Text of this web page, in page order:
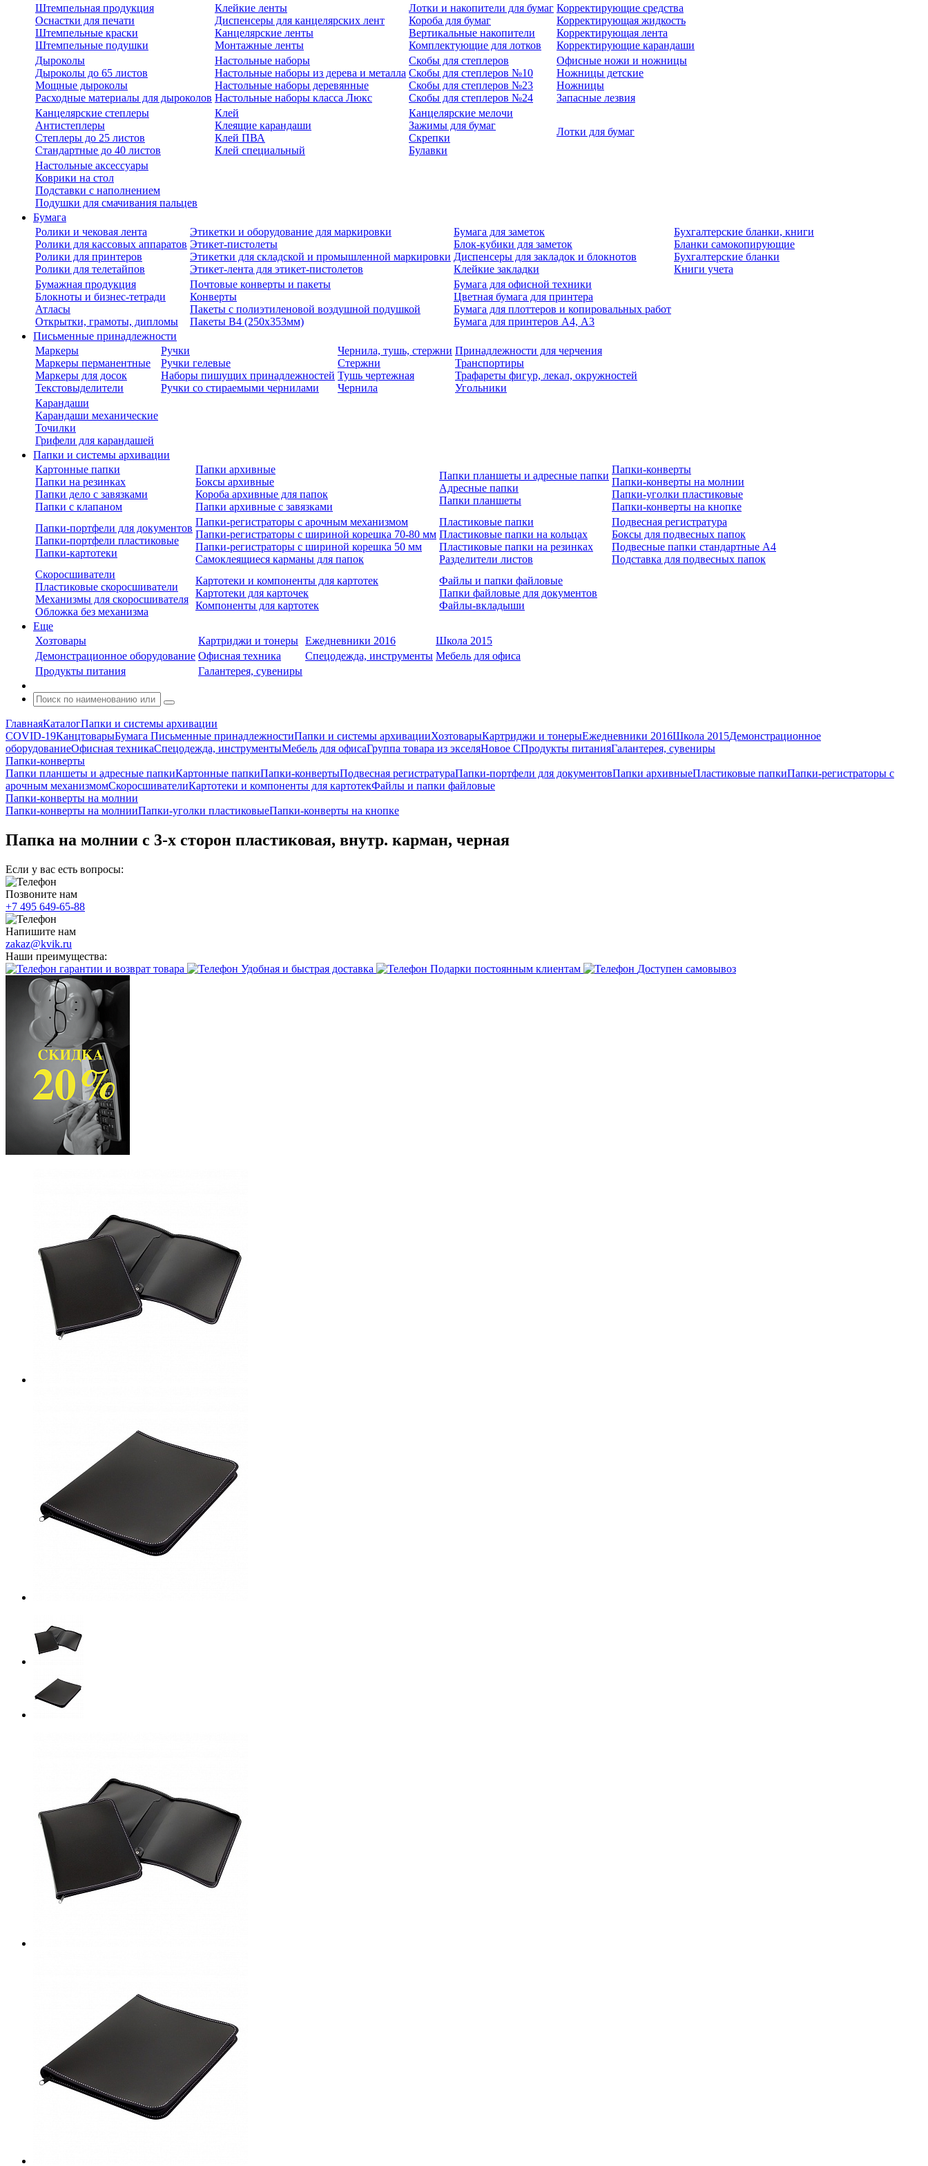
Штемпельная продукция
Оснастки для печати
Штемпельные краски
Штемпельные подушки
Клейкие ленты
Диспенсеры для канцелярских лент
Канцелярские ленты
Монтажные ленты
Лотки и накопители для бумаг
Короба для бумаг
Вертикальные накопители
Комплектующие для лотков
Корректирующие средства
Корректирующая жидкость
Корректирующая лента
Корректирующие карандаши
Дыроколы
Дыроколы до 65 листов
Мощные дыроколы
Расходные материалы для дыроколов
Настольные наборы
Настольные наборы из дерева и металла
Настольные наборы деревянные
Настольные наборы класса Люкс
Скобы для степлеров
Скобы для степлеров №10
Скобы для степлеров №23
Скобы для степлеров №24
Офисные ножи и ножницы
Ножницы детские
Ножницы
Запасные лезвия
Канцелярские степлеры
Антистеплеры
Степлеры до 25 листов
Стандартные до 40 листов
Клей
Клеящие карандаши
Клей ПВА
Клей специальный
Канцелярские мелочи
Зажимы для бумаг
Скрепки
Булавки
Лотки для бумаг
Настольные аксессуары
Коврики на стол
Подставки с наполнением
Подушки для смачивания пальцев
Бумага
Ролики и чековая лента
Ролики для кассовых аппаратов
Ролики для принтеров
Ролики для телетайпов
Этикетки и оборудование для маркировки
Этикет-пистолеты
Этикетки для складской и промышленной маркировки
Этикет-лента для этикет-пистолетов
Бумага для заметок
Блок-кубики для заметок
Диспенсеры для закладок и блокнотов
Клейкие закладки
Бухгалтерские бланки, книги
Бланки самокопирующие
Бухгалтерские бланки
Книги учета
Бумажная продукция
Блокноты и бизнес-тетради
Атласы
Открытки, грамоты, дипломы
Почтовые конверты и пакеты
Конверты
Пакеты с полиэтиленовой воздушной подушкой
Пакеты В4 (250х353мм)
Бумага для офисной техники
Цветная бумага для принтера
Бумага для плоттеров и копировальных работ
Бумага для принтеров А4, А3
Письменные принадлежности
Маркеры
Маркеры перманентные
Маркеры для досок
Текстовыделители
Ручки
Ручки гелевые
Наборы пишущих принадлежностей
Ручки со стираемыми чернилами
Чернила, тушь, стержни
Стержни
Тушь чертежная
Чернила
Принадлежности для черчения
Транспортиры
Трафареты фигур, лекал, окружностей
Угольники
Карандаши
Карандаши механические
Точилки
Грифели для карандашей
Папки и системы архивации
Картонные папки
Папки на резинках
Папки дело с завязками
Папки с клапаном
Папки архивные
Боксы архивные
Короба архивные для папок
Папки архивные с завязками
Папки планшеты и адресные папки
Адресные папки
Папки планшеты
Папки-конверты
Папки-конверты на молнии
Папки-уголки пластиковые
Папки-конверты на кнопке
Папки-портфели для документов
Папки-портфели пластиковые
Папки-картотеки
Папки-регистраторы с арочным механизмом
Папки-регистраторы с шириной корешка 70-80 мм
Папки-регистраторы с шириной корешка 50 мм
Самоклеящиеся карманы для папок
Пластиковые папки
Пластиковые папки на кольцах
Пластиковые папки на резинках
Разделители листов
Подвесная регистратура
Боксы для подвесных папок
Подвесные папки стандартные А4
Подставка для подвесных папок
Скоросшиватели
Пластиковые скоросшиватели
Механизмы для скоросшивателя
Обложка без механизма
Картотеки и компоненты для картотек
Картотеки для карточек
Компоненты для картотек
Файлы и папки файловые
Папки файловые для документов
Файлы-вкладыши
Еще
Хозтовары
Картриджи и тонеры Ежедневники 2016
Школа 2015
Демонстрационное оборудование Офисная техника Спецодежда, инструменты Мебель для офиса
Продукты питания
Галантерея, сувениры
ГлавнаяКаталогПапки и системы архивации
COVID-19КанцтоварыБумага Письменные принадлежностиПапки и системы архивацииХозтоварыКартриджи и тонерыЕжедневники 2016Школа 2015Демонстрационное
оборудованиеОфисная техникаСпецодежда, инструментыМебель для офисаГруппа товара из экселяНовое СПродукты питанияГалантерея, сувениры
Папки-конверты
Папки планшеты и адресные папкиКартонные папкиПапки-конвертыПодвесная регистратураПапки-портфели для документовПапки архивныеПластиковые папкиПапки-регистраторы с
арочным механизмомСкоросшивателиКартотеки и компоненты для картотекФайлы и папки файловые
Папки-конверты на молнии
Папки-конверты на молнииПапки-уголки пластиковыеПапки-конверты на кнопке
Папка на молнии с 3-х сторон пластиковая, внутр. карман, черная
Если у вас есть вопросы:
Позвоните нам
+7 495 649-65-88
Напишите нам
zakaz@kvik.ru
Наши преимущества:
гарантии и возврат товара
Удобная и быстрая доставка Подарки постоянным клиентам Доступен самовывоз